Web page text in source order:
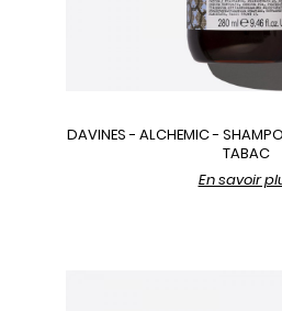
DAVINES - ALCHEMIC -
TABAC
En savoir